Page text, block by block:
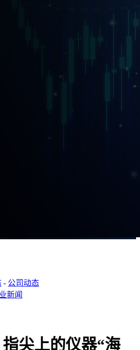
- 公司动态
新闻
尖上的仪器“海